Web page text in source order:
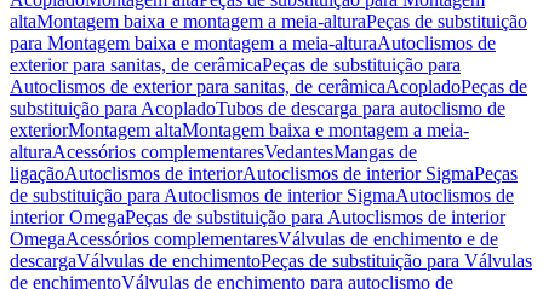
altaMontagem baixa e montagem a meia-alturaPeças de substituição
para Montagem baixa e montagem a meia-alturaAutoclismos de
exterior para sanitas, de cerâmicaPeças de substituição para
Autoclismos de exterior para sanitas, de cerâmicaAcopladoPeças de
substituição para AcopladoTubos de descarga para autoclismo de
exteriorMontagem altaMontagem baixa e montagem a meia-
alturaAcessórios complementaresVedantesMangas de
ligaçãoAutoclismos de interiorAutoclismos de interior SigmaPeças
de substituição para Autoclismos de interior SigmaAutoclismos de
interior OmegaPeças de substituição para Autoclismos de interior
OmegaAcessórios complementaresVálvulas de enchimento e de
descargaVálvulas de enchimentoPeças de substituição para Válvulas
de enchimentoVálvulas de enchimento para autoclismo de